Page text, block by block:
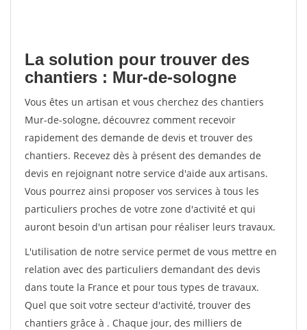
La solution pour trouver des
chantiers : Mur-de-sologne
Vous êtes un artisan et vous cherchez des chantiers
Mur-de-sologne, découvrez comment recevoir
rapidement des demande de devis et trouver des
chantiers. Recevez dès à présent des demandes de
devis en rejoignant notre service d'aide aux artisans.
Vous pourrez ainsi proposer vos services à tous les
particuliers proches de votre zone d'activité et qui
auront besoin d'un artisan pour réaliser leurs travaux.
L'utilisation de notre service permet de vous mettre en
relation avec des particuliers demandant des devis
dans toute la France et pour tous types de travaux.
Quel que soit votre secteur d'activité, trouver des
chantiers grâce à . Chaque jour, des milliers de